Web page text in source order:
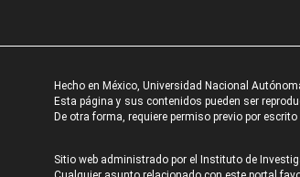
Hecho en México, Universidad Nacional
Esta página y sus contenidos pueden ser
De otra forma, requiere permiso previo por
Sitio web administrado por el Instituto de